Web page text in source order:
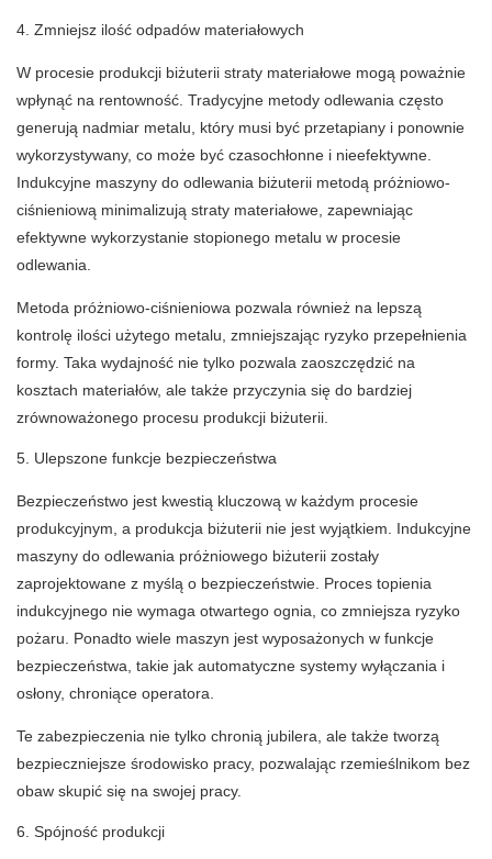
4. Zmniejsz ilość odpadów materiałowych
W procesie produkcji biżuterii straty materiałowe mogą poważnie
wpłynąć na rentowność. Tradycyjne metody odlewania często
generują nadmiar metalu, który musi być przetapiany i ponownie
wykorzystywany, co może być czasochłonne i nieefektywne.
Indukcyjne maszyny do odlewania biżuterii metodą próżniowo-
ciśnieniową minimalizują straty materiałowe, zapewniając
efektywne wykorzystanie stopionego metalu w procesie
odlewania.
Metoda próżniowo-ciśnieniowa pozwala również na lepszą
kontrolę ilości użytego metalu, zmniejszając ryzyko przepełnienia
formy. Taka wydajność nie tylko pozwala zaoszczędzić na
kosztach materiałów, ale także przyczynia się do bardziej
zrównoważonego procesu produkcji biżuterii.
5. Ulepszone funkcje bezpieczeństwa
Bezpieczeństwo jest kwestią kluczową w każdym procesie
produkcyjnym, a produkcja biżuterii nie jest wyjątkiem. Indukcyjne
maszyny do odlewania próżniowego biżuterii zostały
zaprojektowane z myślą o bezpieczeństwie. Proces topienia
indukcyjnego nie wymaga otwartego ognia, co zmniejsza ryzyko
pożaru. Ponadto wiele maszyn jest wyposażonych w funkcje
bezpieczeństwa, takie jak automatyczne systemy wyłączania i
osłony, chroniące operatora.
Te zabezpieczenia nie tylko chronią jubilera, ale także tworzą
bezpieczniejsze środowisko pracy, pozwalając rzemieślnikom bez
obaw skupić się na swojej pracy.
6. Spójność produkcji